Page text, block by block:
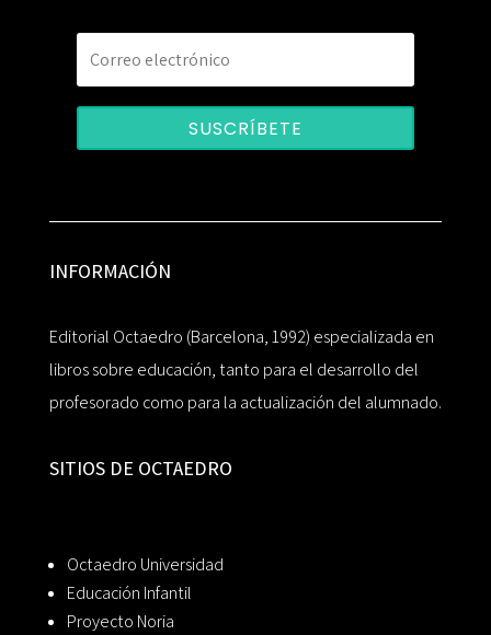
SUSCRÍBETE
INFORMACIÓN
Editorial Octaedro (Barcelona, 1992) especializada en
libros sobre educación, tanto para el desarrollo del
profesorado como para la actualización del alumnado.
SITIOS DE OCTAEDRO
Octaedro Universidad
Educación Infantil
Proyecto Noria